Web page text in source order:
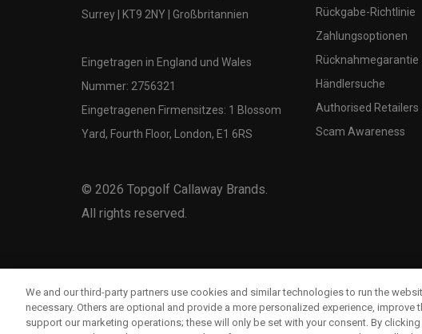
Surrey | KT9 2NY | Großbritannien
Eingetragen in England und Wales
Nummer: 2756321
Eingetragenen Firmensitzes: 1 Blossom
Yard, Fourth Floor, London, E1 6RS
© 2026 Topgolf Callaway Brands.
All rights reserved.
Rückgabe-Richtlinie
Zahlungsoptionen
Rücknahmegarantie
Händlersuche
Authorised Retailers
Scam Awareness
We and our third-party partners use cookies and similar technologies to run the
necessary. Others are optional and provide a more personalized experience, improve
support our marketing operations; these will only be set with your consent. By clicking